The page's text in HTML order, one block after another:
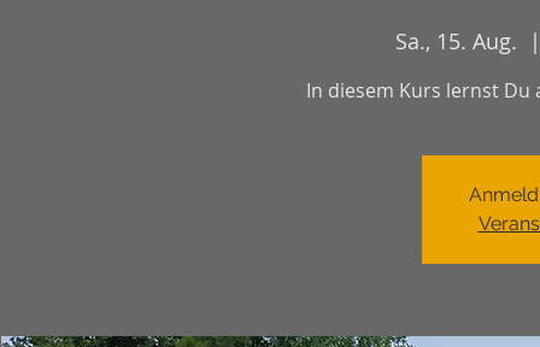
Sa., 15. Aug.
In diesem Kurs lernst Du